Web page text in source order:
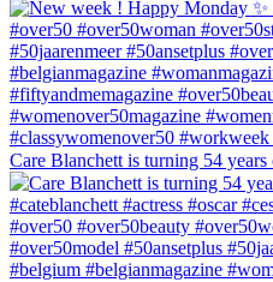
Care Blanchett is turning 54